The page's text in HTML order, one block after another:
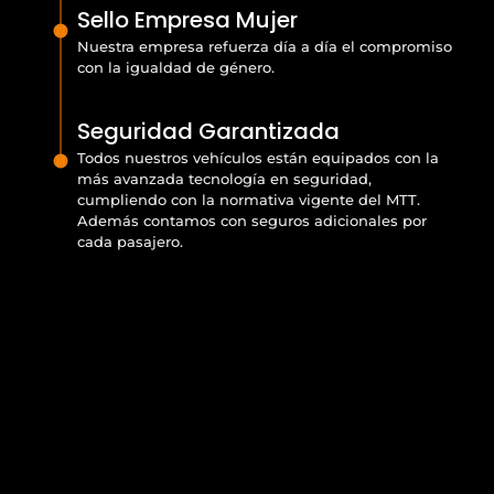
Sello Empresa Mujer
Nuestra empresa refuerza día a día el compromiso
con la igualdad de género.
Seguridad Garantizada
Todos nuestros vehículos están equipados con la
más avanzada tecnología en seguridad,
cumpliendo con la normativa vigente del MTT.
Además contamos con seguros adicionales por
cada pasajero.